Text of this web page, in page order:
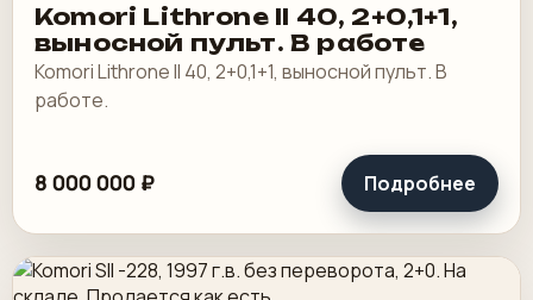
Komori Lithrone II 40, 2+0,1+1,
выносной пульт. В работе
Komori Lithrone II 40, 2+0,1+1, выносной пульт. В
работе.
8 000 000 ₽ Подробнее